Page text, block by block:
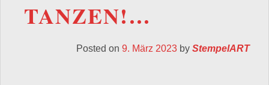
TANZEN!…
Posted on 9. März 2023 by StempelART